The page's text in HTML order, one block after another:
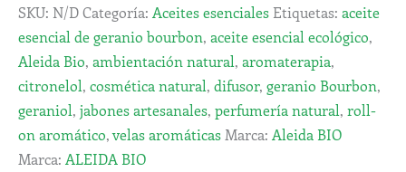
SKU: N/DCategoría: Aceites esenciales Etiquetas: aceite
esencial de geranio bourbon, aceite esencial ecológico,
Aleida Bio, ambientación natural, aromaterapia,
citronelol, cosmética natural, difusor, geranio Bourbon,
geraniol, jabones artesanales, perfumería natural, roll-
on aromático,velas aromáticas Marca: Aleida BIO
Marca: ALEIDA BIO